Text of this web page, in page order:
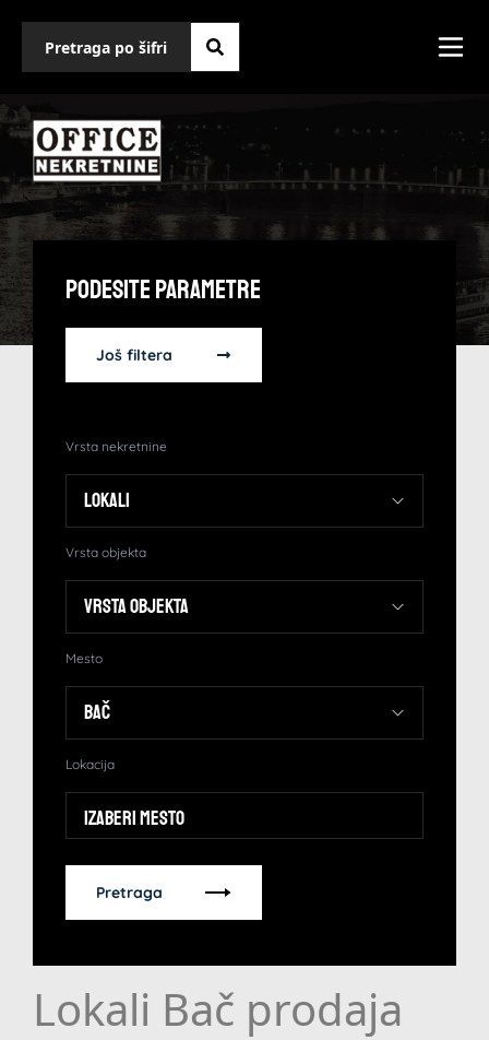
Podesite Parametre
Još filtera
Vrsta nekretnine
Vrsta objekta
Mesto
Lokacija
Izaberi mesto
Pretraga
Lokali Bač prodaja